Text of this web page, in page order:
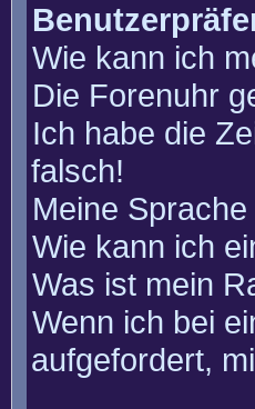
Wie kann ich
Die Forenuhr
Ich habe die
falsch!
Meine
Wie kann ich
Was ist mein
Wenn ich bei
aufgefordert,